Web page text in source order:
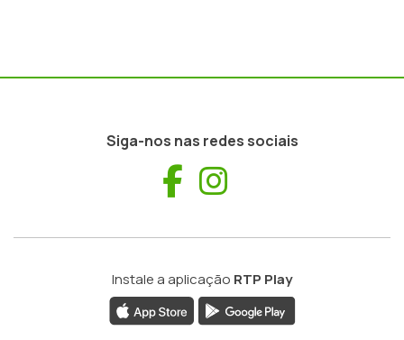
Siga-nos nas redes sociais
Facebook
Instale a aplicação RTP Play